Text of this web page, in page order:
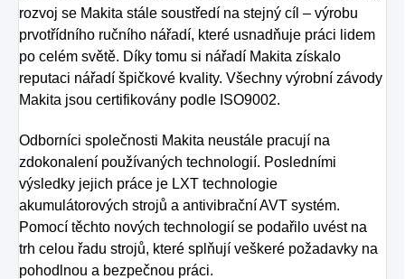
rozvoj se Makita stále soustředí na stejný cíl – výrobu
prvotřídního ručního nářadí, které usnadňuje práci lidem
po celém světě. Díky tomu si nářadí Makita získalo
reputaci nářadí špičkové kvality. Všechny výrobní závody
Makita jsou certifikovány podle ISO9002.
Odborníci společnosti Makita neustále pracují na
zdokonalení používaných technologií. Posledními
výsledky jejich práce je LXT technologie
akumulátorových strojů a antivibrační AVT systém.
Pomocí těchto nových technologií se podařilo uvést na
trh celou řadu strojů, které splňují veškeré požadavky na
pohodlnou a bezpečnou práci.